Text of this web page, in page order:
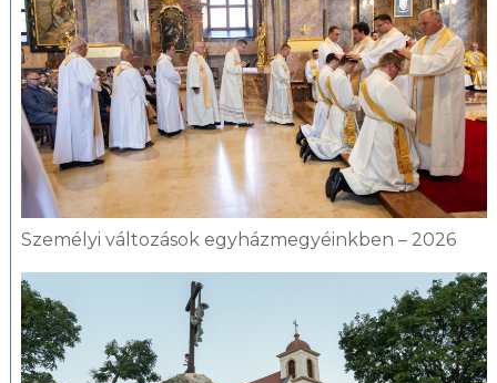
Személyi változások egyházmegyéinkben – 2026